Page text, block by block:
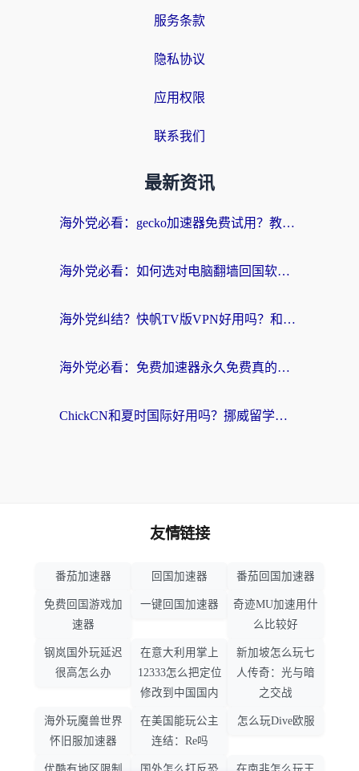
服务条款
隐私协议
应用权限
联系我们
最新资讯
海外党必看：gecko加速器免费试用？教你选对回国加速器，无缝刷国内剧玩游戏
海外党必看：如何选对电脑翻墙回国软件，轻松解锁国内资源？
海外党纠结？快帆TV版VPN好用吗？和扇贝手游VPN对比哪个回国效果更好？
海外党必看：免费加速器永久免费真的存在吗？教你选对回国加速器无缝刷国内资源
ChickCN和夏时国际好用吗？挪威留学生亲测3款回国加速器，附穿梭和加速喵对比指南
友情链接
番茄加速器 回国加速器 番茄回国加速器
免费回国游戏加
速器
一键回国加速器
奇迹MU加速用什
么比较好
钢岚国外玩延迟
很高怎么办
在意大利用掌上
12333怎么把定位
修改到中国国内
新加坡怎么玩七
人传奇：光与暗
之交战
海外玩魔兽世界
怀旧服加速器
在美国能玩公主
连结：Re吗
怎么玩Dive欧服